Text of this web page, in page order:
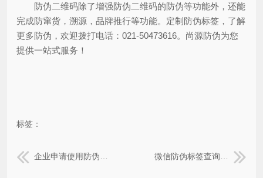
防伪二维码除了增强防伪二维码的防伪等功能外，还能
完成防窜货，溯源，品牌推行等功能。定制防伪标签，了解
更多防伪，欢迎拨打电话：021-50473616。尚源防伪为您
提供一站式服务！
标签：
企业申请使用防伪系统需要准备什么？ 微信防伪标签查询系统是什么样的?